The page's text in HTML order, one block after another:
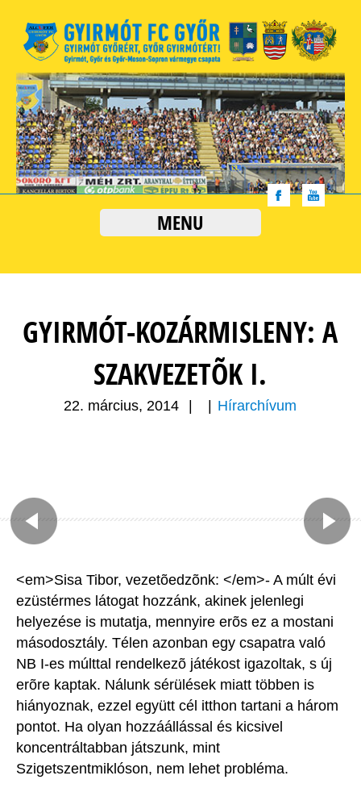
MENU
GYIRMÓT-KOZÁRMISLENY: A
SZAKVEZETÕK I.
22. március, 2014 Hírarchívum
<em>Sisa Tibor, vezetõedzõnk: </em>- A múlt évi
ezüstérmes látogat hozzánk, akinek jelenlegi
helyezése is mutatja, mennyire erõs ez a mostani
másodosztály. Télen azonban egy csapatra való
NB I-es múlttal rendelkezõ játékost igazoltak, s új
erõre kaptak. Nálunk sérülések miatt többen is
hiányoznak, ezzel együtt cél itthon tartani a három
pontot. Ha olyan hozzáállással és kicsivel
koncentráltabban játszunk, mint
Szigetszentmiklóson, nem lehet probléma.